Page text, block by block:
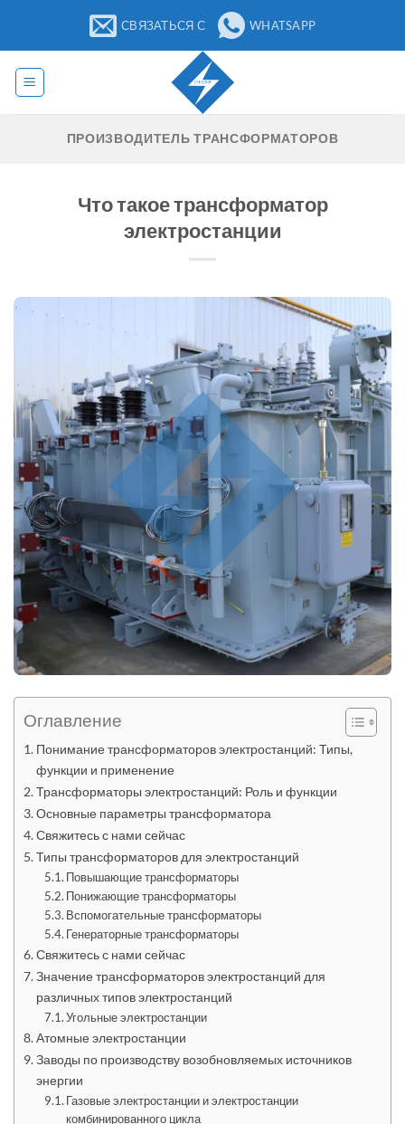
содержанию
СВЯЗАТЬСЯ С WHATSAPP
ПРОИЗВОДИТЕЛЬ ТРАНСФОРМАТОРОВ
Что такое трансформатор
электростанции
Оглавление
Понимание трансформаторов электростанций: Типы,
функции и применение
Трансформаторы электростанций: Роль и функции
Основные параметры трансформатора
Свяжитесь с нами сейчас
Типы трансформаторов для электростанций
Повышающие трансформаторы
Понижающие трансформаторы
Вспомогательные трансформаторы
Генераторные трансформаторы
Свяжитесь с нами сейчас
Значение трансформаторов электростанций для
различных типов электростанций
Угольные электростанции
Атомные электростанции
Заводы по производству возобновляемых источников
энергии
Газовые электростанции и электростанции
комбинированного цикла